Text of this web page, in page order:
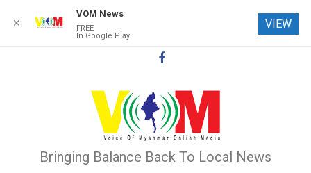
Bringing Balance Back To Local News
✕
VOM News
FREE
In Google Play
VIEW